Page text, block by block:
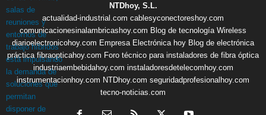
NTDhoy, S.L.
actualidad-industrial.com cablesyconectoreshoy.com
comunicacionesinalambricashoy.com Blog de tecnología Wireless
diarioelectronicohoy.com Empresa Electrónica hoy Blog de electrónica
práctica fibraopticahoy.com Foro técnico para instaladores de fibra óptica
industriaembebidahoy.com instaladoresdetelecomhoy.com
instrumentacionhoy.com NTDhoy.com seguridadprofesionalhoy.com
tecno-noticias.com